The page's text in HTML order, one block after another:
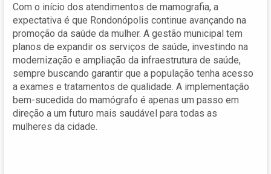
Com o início dos atendimentos de mamografia, a
expectativa é que Rondonópolis continue avançando na
promoção da saúde da mulher. A gestão municipal tem
planos de expandir os serviços de saúde, investindo na
modernização e ampliação da infraestrutura de saúde,
sempre buscando garantir que a população tenha acesso
a exames e tratamentos de qualidade. A implementação
bem-sucedida do mamógrafo é apenas um passo em
direção a um futuro mais saudável para todas as
mulheres da cidade.